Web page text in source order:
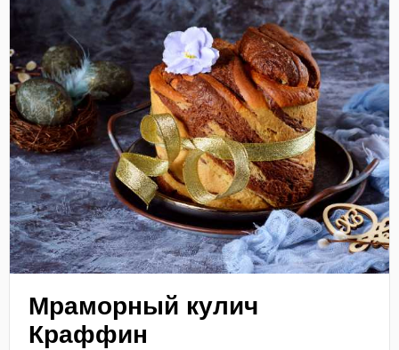
Мраморный кулич
Краффин